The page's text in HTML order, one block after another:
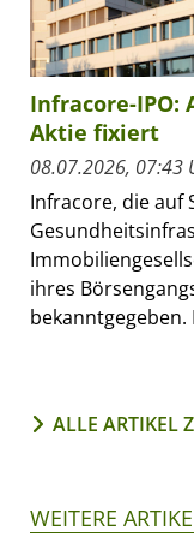
Infracore-IPO:
Aktie fixiert
08.07.2026, 07:43
Infracore, die auf
ihres
bekanntgegeben.
ALLE ARTIKEL
WEITERE